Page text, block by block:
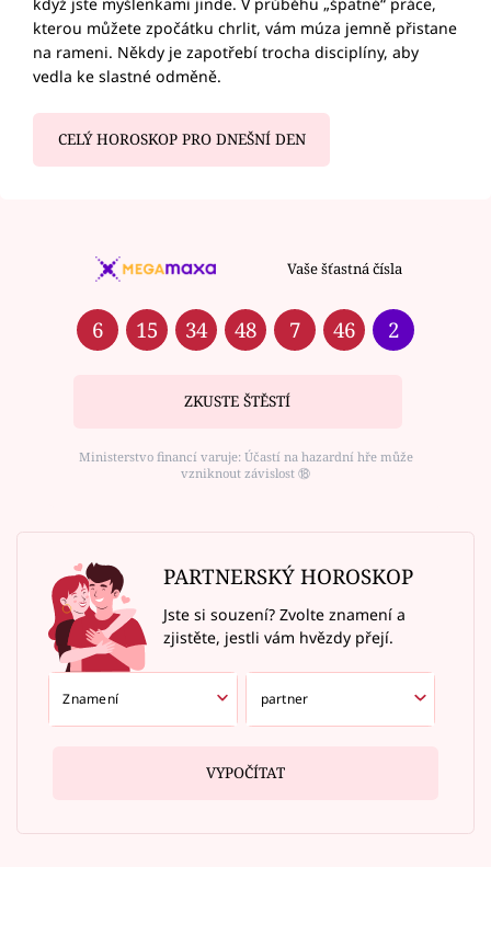
kterou můžete zpočátku chrlit, vám múza jemně přistane
na rameni. Někdy je zapotřebí trocha disciplíny, aby
vedla ke slastné odměně.
CELÝ HOROSKOP PRO DNEŠNÍ DEN
Vaše šťastná čísla
6 15 34 48 7 46 2
ZKUSTE ŠTĚSTÍ
Ministerstvo financí varuje: Účastí na hazardní hře může
vzniknout závislost ⑱
PARTNERSKÝ HOROSKOP
Jste si souzení? Zvolte znamení a
zjistěte, jestli vám hvězdy přejí.
VYPOČÍTAT